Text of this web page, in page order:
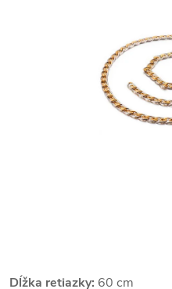
Dĺžka retiazky: 60 cm